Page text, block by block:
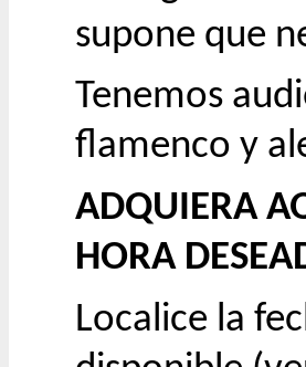
supone que
Tenemos
flamenco y
ADQUIERA
HORA
Localice la